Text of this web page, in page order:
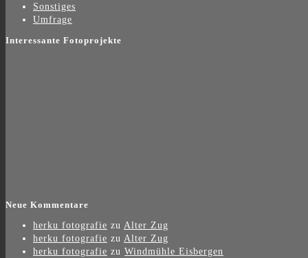
Sonstiges
Umfrage
Interessante Fotoprojekte
Neue Kommentare
herku fotografie zu Alter Zug
herku fotografie zu Alter Zug
herku fotografie zu Windmühle Eisbergen